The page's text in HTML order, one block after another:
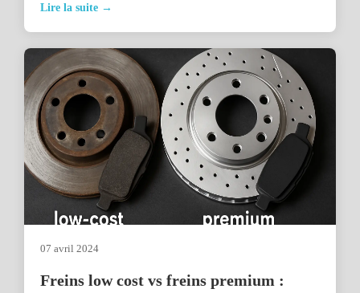
Lire la suite →
07 avril 2024
Freins low cost vs freins premium :